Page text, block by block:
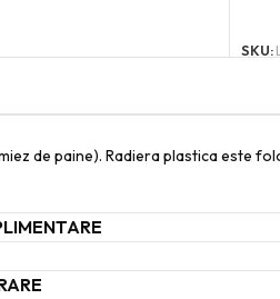
SKU:
de paine). Radiera plastica este